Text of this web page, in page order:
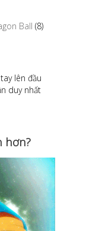
Ball (8)
lên đầu
duy nhất
hơn?